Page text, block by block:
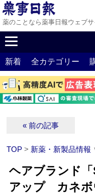
薬のことなら薬事日報ウェブサ
新着 全カテゴリー
« 前の記事
TOP > 新薬・新製品情報
ヘアブランド
アップ カネボ